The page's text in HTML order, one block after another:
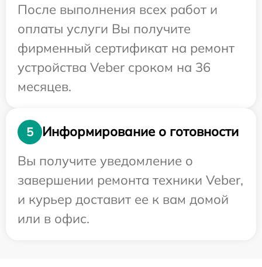
После выполнения всех работ и
оплаты услуги Вы получите
фирменный сертификат на ремонт
устройства Veber сроком на 36
месяцев.
5
Информирование о готовности
Вы получите уведомление о
завершении ремонта техники Veber,
и курьер доставит ее к вам домой
или в офис.